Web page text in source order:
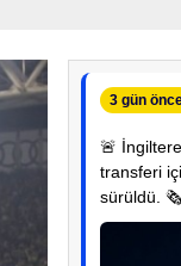
3 gün
🚨
transferi
sürüldü.